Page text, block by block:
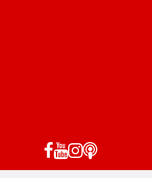
Facebook
YouTube
Instagram
Podd